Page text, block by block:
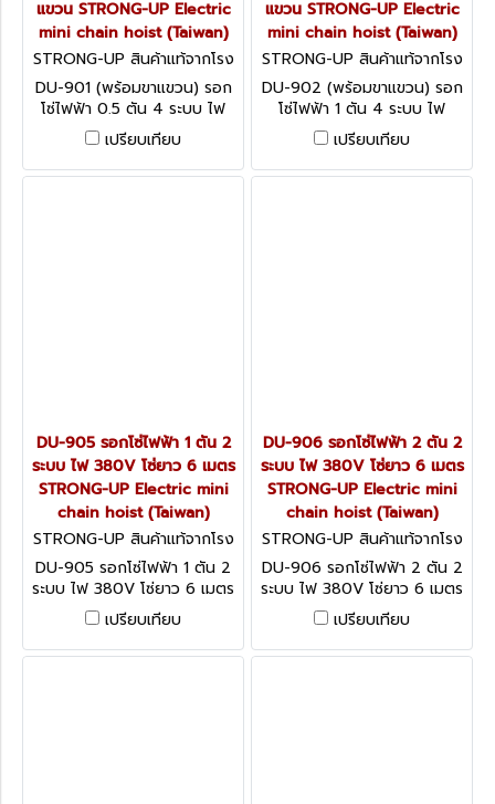
แขวน STRONG-UP Electric
mini chain hoist (Taiwan)
STRONG-UP สินค้าแท้จากโรง
งานผู้ผลิต DU-901 (พร้อมขาแ
ขวน)
DU-901 (พร้อมขาแขวน) รอก
โซ่ไฟฟ้า 0.5 ตัน 4 ระบบ ไฟ
220V โซ่ยาว 6 เมตร พร้อมขา
แขวน STRONG-UP Electric
mini chain hoist (Taiwan)
เปรียบเทียบ
แขวน STRONG-UP Electric
mini chain hoist (Taiwan)
STRONG-UP สินค้าแท้จากโรง
งานผู้ผลิต DU-902 (พร้อมขาแ
ขวน)
DU-902 (พร้อมขาแขวน) รอก
โซ่ไฟฟ้า 1 ตัน 4 ระบบ ไฟ
220V โซ่ยาว 6 เมตร พร้อมขา
แขวน STRONG-UP Electric
mini chain hoist (Taiwan)
เปรียบเทียบ
DU-905 รอกโซ่ไฟฟ้า 1 ตัน 2
ระบบ ไฟ 380V โซ่ยาว 6 เมตร
STRONG-UP Electric mini
chain hoist (Taiwan)
STRONG-UP สินค้าแท้จากโรง
งานผู้ผลิต DU-905
DU-905 รอกโซ่ไฟฟ้า 1 ตัน 2
ระบบ ไฟ 380V โซ่ยาว 6 เมตร
STRONG-UP Electric mini
chain hoist (Taiwan)
เปรียบเทียบ
DU-906 รอกโซ่ไฟฟ้า 2 ตัน 2
ระบบ ไฟ 380V โซ่ยาว 6 เมตร
STRONG-UP Electric mini
chain hoist (Taiwan)
STRONG-UP สินค้าแท้จากโรง
งานผู้ผลิต DU-906
DU-906 รอกโซ่ไฟฟ้า 2 ตัน 2
ระบบ ไฟ 380V โซ่ยาว 6 เมตร
STRONG-UP Electric mini
chain hoist (Taiwan)
เปรียบเทียบ